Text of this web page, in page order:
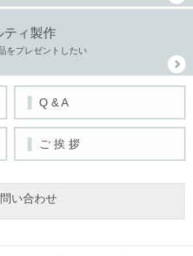
ティ製作
をプレゼントしたい
Q & A
ご 挨 拶
い合わせ